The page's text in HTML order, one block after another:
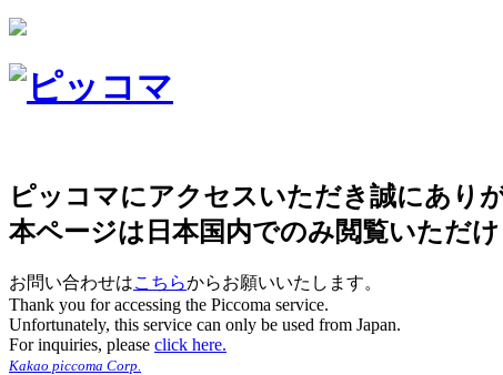
ピッコマにアクセスいただき誠にあり
本ページは日本国内でのみ閲覧いただけ
お問い合わせはこちらからお願いいたします。
Thank you for accessing the Piccoma service.
Unfortunately, this service can only be used from Japan.
For inquiries, please click here.
Kakao piccoma Corp.